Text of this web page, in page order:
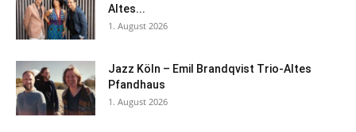
Altes...
1. August 2026
Jazz Köln – Emil Brandqvist Trio-Altes
Pfandhaus
1. August 2026